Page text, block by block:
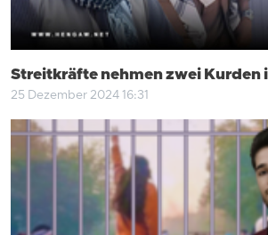
Streitkräfte nehmen zwei Kurden
25 Dezember 2024 16:31